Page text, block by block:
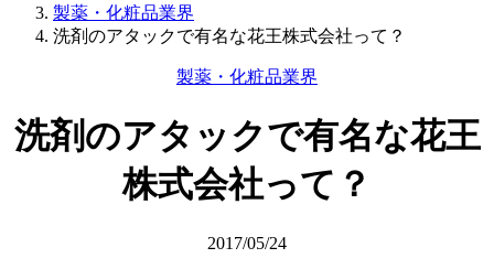
製薬・化粧品業界
洗剤のアタックで有名な花王株式会社って？
製薬・化粧品業界
洗剤のアタックで有名な花王
株式会社って？
2017/05/24